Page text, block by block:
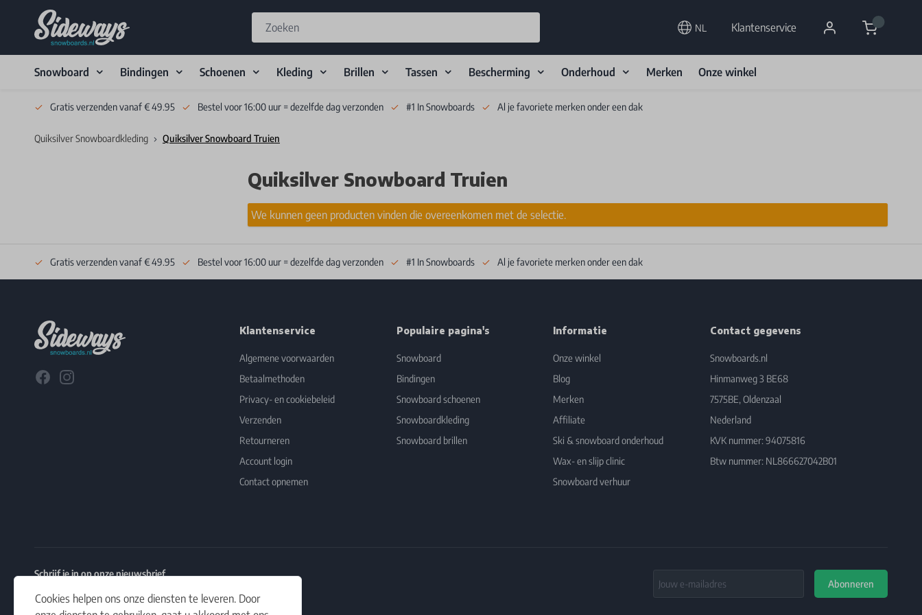
NL Klantenservice Cart
Snowboard Bindingen Schoenen Kleding Brillen Tassen Bescherming Onderhoud Merken Onze winkel
Gratis verzenden vanaf € 49.95 Bestel voor 16:00 uur = dezelfde dag verzonden #1 In Snowboards Al je favoriete merken onder een dak
Quiksilver Snowboardkleding Quiksilver Snowboard Truien
Quiksilver Snowboard Truien
We kunnen geen producten vinden die overeenkomen met de selectie.
Cookies helpen ons onze diensten te leveren. Door
Gratis verzenden vanaf € 49.95 Bestel voor 16:00 uur = dezelfde dag verzonden #1 In Snowboards Al je favoriete merken onder een dak
FacebookInstagram
Klantenservice
Algemene voorwaarden
Betaalmethoden
Privacy- en cookiebeleid
Verzenden
Retourneren
Account login
Contact opnemen
Populaire pagina's
Snowboard
Bindingen
Snowboard schoenen
Snowboardkleding
Snowboard brillen
Informatie
Onze winkel
Blog
Merken
Affiliate
Ski & snowboard onderhoud
Wax- en slijp clinic
Snowboard verhuur
Contact gegevens
Snowboards.nl
Hinmanweg 3 BE68
7575BE, Oldenzaal
Nederland
KVK nummer: 94075816
Btw nummer: NL866627042B01
Schrijf je in op onze nieuwsbrief
Email Address Abonneren